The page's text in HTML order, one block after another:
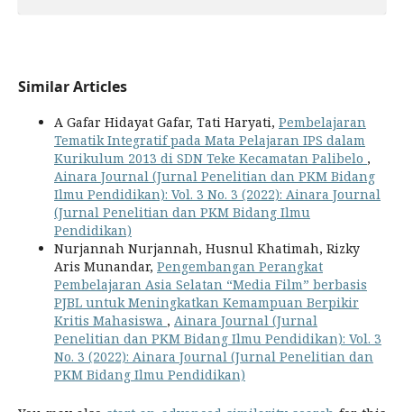
Similar Articles
A Gafar Hidayat Gafar, Tati Haryati, Pembelajaran
Tematik Integratif pada Mata Pelajaran IPS dalam
Kurikulum 2013 di SDN Teke Kecamatan Palibelo ,
Ainara Journal (Jurnal Penelitian dan PKM Bidang
Ilmu Pendidikan): Vol. 3 No. 3 (2022): Ainara Journal
(Jurnal Penelitian dan PKM Bidang Ilmu
Pendidikan)
Nurjannah Nurjannah, Husnul Khatimah, Rizky
Aris Munandar, Pengembangan Perangkat
Pembelajaran Asia Selatan “Media Film” berbasis
PJBL untuk Meningkatkan Kemampuan Berpikir
Kritis Mahasiswa , Ainara Journal (Jurnal
Penelitian dan PKM Bidang Ilmu Pendidikan): Vol. 3
No. 3 (2022): Ainara Journal (Jurnal Penelitian dan
PKM Bidang Ilmu Pendidikan)